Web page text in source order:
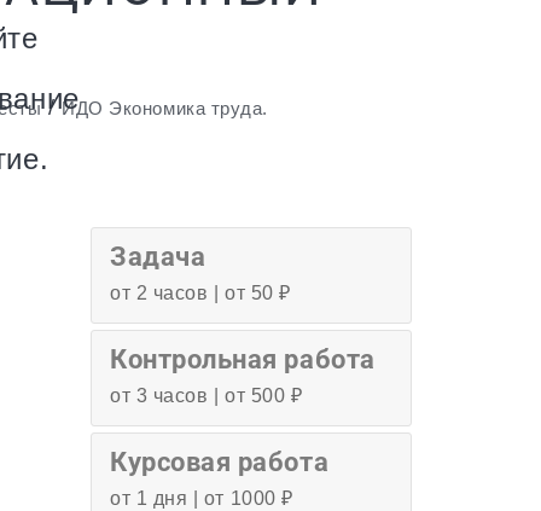
/ИДО Экономика труда.
Задача
от 2 часов | от 50 ₽
Контрольная работа
от 3 часов | от 500 ₽
Курсовая работа
от 1 дня | от 1000 ₽